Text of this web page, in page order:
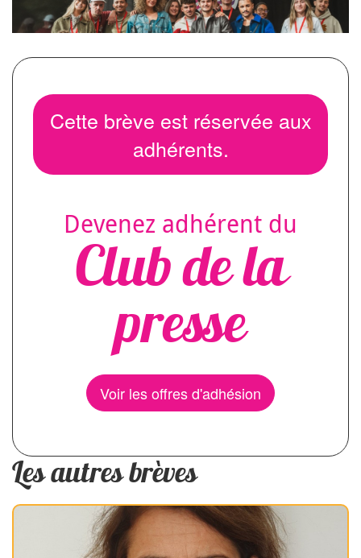
Cette brève est réservée aux
adhérents.
Devenez adhérent du
Club de la
presse
Voir les offres d'adhésion
Les autres brèves